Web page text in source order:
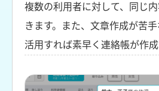
複数の利用者に対して、同じ
きます。また、文章作成が苦
活用すれば素早く連絡帳が作成